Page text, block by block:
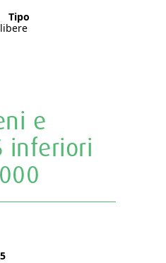
Tipo
e
inferiori